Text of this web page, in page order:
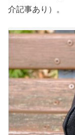
介記事あり）。